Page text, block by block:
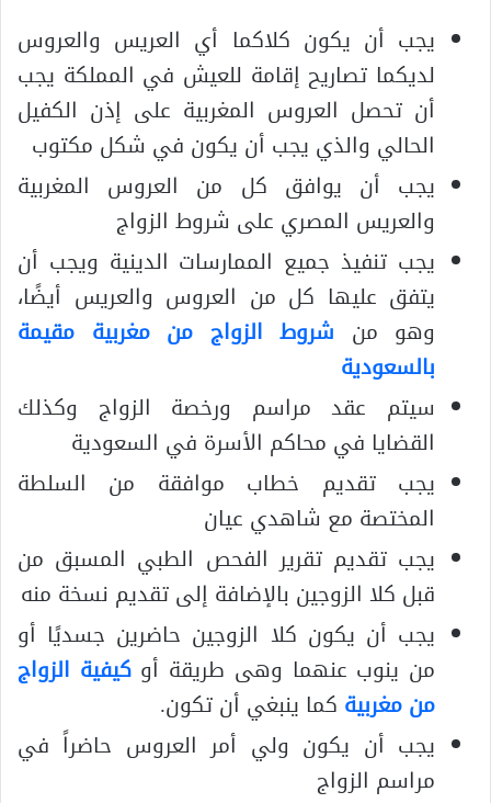
يجب أن يكون كلاكما أي العريس والعروس
لديكما تصاريح إقامة للعيش في المملكة يجب
أن تحصل العروس المغربية على إذن الكفيل
الحالي والذي يجب أن يكون في شكل مكتوب
يجب أن يوافق كل من العروس المغربية
والعريس المصري على شروط الزواج
يجب تنفيذ جميع الممارسات الدينية ويجب أن
يتفق عليها كل من العروس والعريس أيضًا،
وهو من شروط الزواج من مغربية مقيمة
بالسعودية
سيتم عقد مراسم ورخصة الزواج وكذلك
القضايا في محاكم الأسرة في السعودية
يجب تقديم خطاب موافقة من السلطة
المختصة مع شاهدي عيان
يجب تقديم تقرير الفحص الطبي المسبق من
قبل كلا الزوجين بالإضافة إلى تقديم نسخة منه
يجب أن يكون كلا الزوجين حاضرين جسديًا أو
من ينوب عنهما وهى طريقة أوكيفية الزواج
من مغربية كما ينبغي أن تكون.
يجب أن يكون ولي أمر العروس حاضراً في
مراسم الزواج